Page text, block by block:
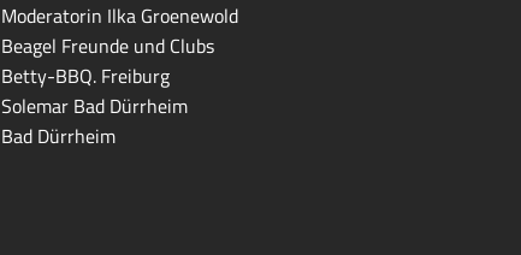
Moderatorin Ilka Groenewold
Beagel Freunde und Clubs
Betty-BBQ. Freiburg
Solemar Bad Dürrheim
Bad Dürrheim